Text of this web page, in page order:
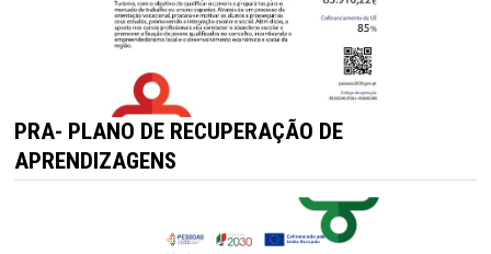
PRA- PLANO DE RECUPERAÇÃO DE
APRENDIZAGENS